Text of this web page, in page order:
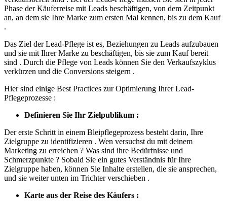
Phase der Käuferreise mit Leads beschäftigen, von dem Zeitpunkt
an, an dem sie Ihre Marke zum ersten Mal kennen, bis zu dem Kauf
.
Das Ziel der Lead-Pflege ist es, Beziehungen zu Leads aufzubauen
und sie mit Ihrer Marke zu beschäftigen, bis sie zum Kauf bereit
sind . Durch die Pflege von Leads können Sie den Verkaufszyklus
verkürzen und die Conversions steigern .
Hier sind einige Best Practices zur Optimierung Ihrer Lead-
Pflegeprozesse :
Definieren Sie Ihr Zielpublikum :
Der erste Schritt in einem Bleipflegeprozess besteht darin, Ihre
Zielgruppe zu identifizieren . Wen versuchst du mit deinem
Marketing zu erreichen ? Was sind ihre Bedürfnisse und
Schmerzpunkte ? Sobald Sie ein gutes Verständnis für Ihre
Zielgruppe haben, können Sie Inhalte erstellen, die sie ansprechen,
und sie weiter unten im Trichter verschieben .
Karte aus der Reise des Käufers :